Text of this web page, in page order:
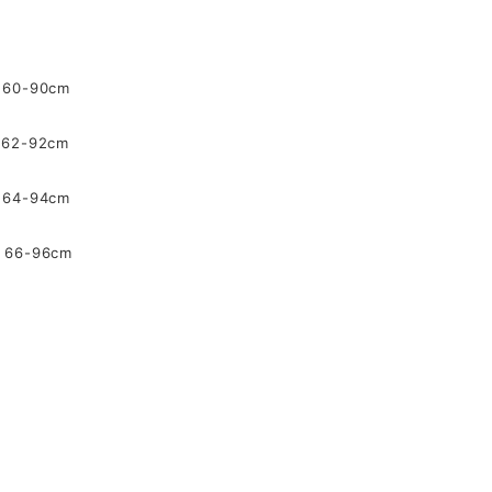
60-90cm
62-92cm
64-94cm
66-96cm